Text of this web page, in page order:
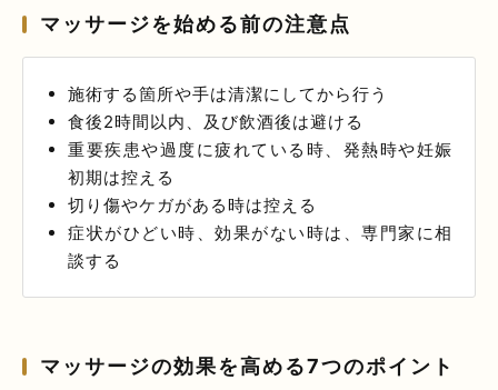
マッサージを始める前の注意点
施術する箇所や手は清潔にしてから行う
食後2時間以内、及び飲酒後は避ける
重要疾患や過度に疲れている時、発熱時や妊娠
初期は控える
切り傷やケガがある時は控える
症状がひどい時、効果がない時は、専門家に相
談する
マッサージの効果を高める7つのポイント